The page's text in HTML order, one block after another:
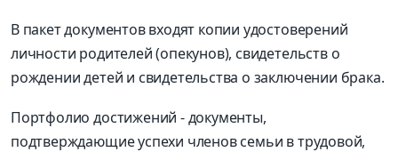
В пакет документов входят копии удостоверений
личности родителей (опекунов), свидетельств о
рождении детей и свидетельства о заключении брака.
Портфолио достижений - документы,
подтверждающие успехи членов семьи в трудовой,